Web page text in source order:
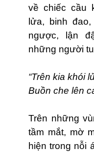
về chiếc cầu
lửa, binh
ngược, lận
những người
“Trên kia khói
Buồn che lên
Trên những
tầm mắt, mờ
hiện trong nỗi